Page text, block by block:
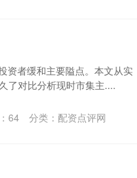
资者缓和主要隘点。本文从实
了对比分析现时市集主....
64 分类： 配资点评网